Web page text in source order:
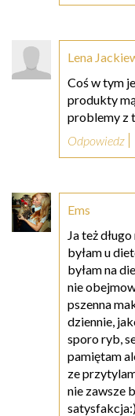
Lena
Coś w tym
produkty
problemy z
Odpowiedz
Ems
Ja też
byłam u
byłam na
nie
pszenna
dziennie,
sporo ryb,
pamiętam
ze
nie zawsze